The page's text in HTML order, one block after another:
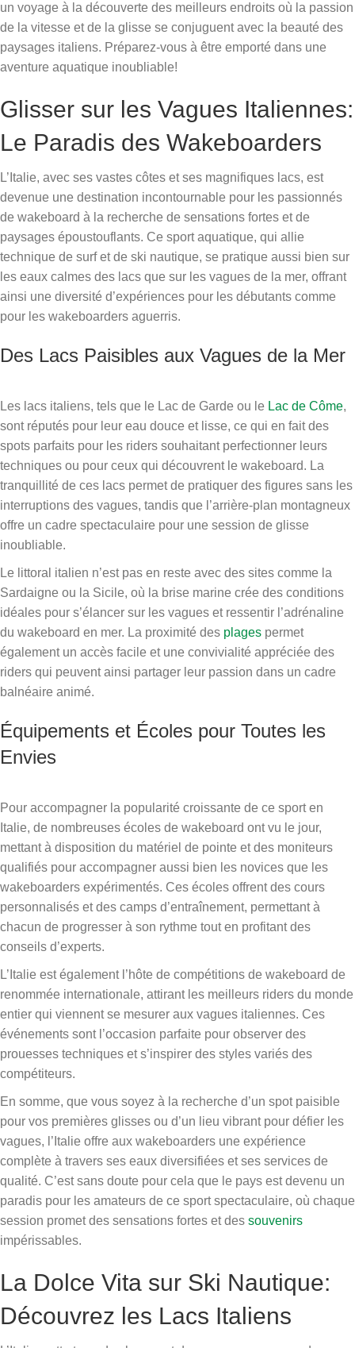
un voyage à la découverte des meilleurs endroits où la passion
de la vitesse et de la glisse se conjuguent avec la beauté des
paysages italiens. Préparez-vous à être emporté dans une
aventure aquatique inoubliable!
Glisser sur les Vagues Italiennes:
Le Paradis des Wakeboarders
L’Italie, avec ses vastes côtes et ses magnifiques lacs, est
devenue une destination incontournable pour les passionnés
de wakeboard à la recherche de sensations fortes et de
paysages époustouflants. Ce sport aquatique, qui allie
technique de surf et de ski nautique, se pratique aussi bien sur
les eaux calmes des lacs que sur les vagues de la mer, offrant
ainsi une diversité d’expériences pour les débutants comme
pour les wakeboarders aguerris.
Des Lacs Paisibles aux Vagues de la Mer
Les lacs italiens, tels que le Lac de Garde ou le Lac de Côme,
sont réputés pour leur eau douce et lisse, ce qui en fait des
spots parfaits pour les riders souhaitant perfectionner leurs
techniques ou pour ceux qui découvrent le wakeboard. La
tranquillité de ces lacs permet de pratiquer des figures sans les
interruptions des vagues, tandis que l’arrière-plan montagneux
offre un cadre spectaculaire pour une session de glisse
inoubliable.
Le littoral italien n’est pas en reste avec des sites comme la
Sardaigne ou la Sicile, où la brise marine crée des conditions
idéales pour s’élancer sur les vagues et ressentir l’adrénaline
du wakeboard en mer. La proximité des plages permet
également un accès facile et une convivialité appréciée des
riders qui peuvent ainsi partager leur passion dans un cadre
balnéaire animé.
Équipements et Écoles pour Toutes les
Envies
Pour accompagner la popularité croissante de ce sport en
Italie, de nombreuses écoles de wakeboard ont vu le jour,
mettant à disposition du matériel de pointe et des moniteurs
qualifiés pour accompagner aussi bien les novices que les
wakeboarders expérimentés. Ces écoles offrent des cours
personnalisés et des camps d’entraînement, permettant à
chacun de progresser à son rythme tout en profitant des
conseils d’experts.
L’Italie est également l’hôte de compétitions de wakeboard de
renommée internationale, attirant les meilleurs riders du monde
entier qui viennent se mesurer aux vagues italiennes. Ces
événements sont l’occasion parfaite pour observer des
prouesses techniques et s’inspirer des styles variés des
compétiteurs.
En somme, que vous soyez à la recherche d’un spot paisible
pour vos premières glisses ou d’un lieu vibrant pour défier les
vagues, l’Italie offre aux wakeboarders une expérience
complète à travers ses eaux diversifiées et ses services de
qualité. C’est sans doute pour cela que le pays est devenu un
paradis pour les amateurs de ce sport spectaculaire, où chaque
session promet des sensations fortes et des souvenirs
impérissables.
La Dolce Vita sur Ski Nautique:
Découvrez les Lacs Italiens